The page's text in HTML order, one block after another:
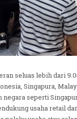
seluas lebih dari
Singapura,
negara seperti
usaha retail